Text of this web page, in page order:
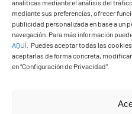
analíticas mediante el análisis del
mediante sus preferencias, ofrecer
publicidad personalizada en base a un
navegación. Para más información
AQUÍ
Puedes aceptar todas las
aceptarlas de forma concreta,
en “Configuración de Privacidad”.
Ayuntamiento de Yaiza
Pza. de Los Remedios, 1
35570 – Yaiza
Tel:928 83 62 20